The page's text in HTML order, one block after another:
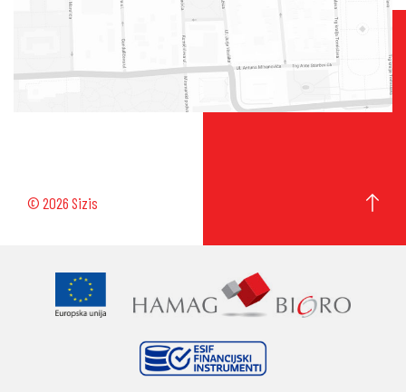
© 2026 Sizis